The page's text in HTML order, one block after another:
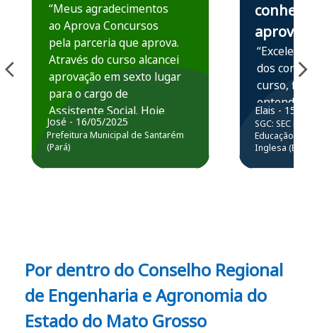
“Meus agradecimentos
ao Aprova Concursos
pela parceria que aprova.
Através do curso alcancei
aprovação em sexto lugar
para o cargo de
Assistente Social. Hoje
estou atuando na
Prefeitura de Santarém.
José - 16/05/2025
Prefeitura Municipal de Santarém
(Pará)
conhece,
aprova
“Excelente
dos
curso,
entender e
prática
resolução
questões.”
Elais - 15/07/
SGC: SEC BA
Educação
Inglesa (Edital
Por dentro do Conselho Regional
de Engenharia e Agronomia do
Estado do Mato Grosso